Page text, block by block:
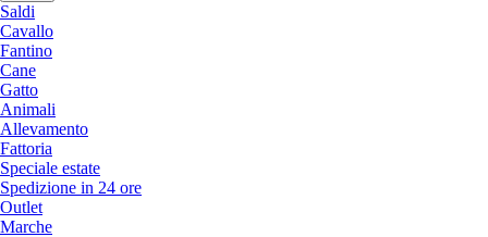
Saldi
Cavallo
Fantino
Cane
Gatto
Animali
Allevamento
Fattoria
Speciale estate
Spedizione in 24 ore
Outlet
Marche